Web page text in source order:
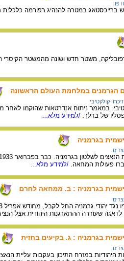
פון
רוב חדש ברייכסטאג במטרה להנהיג
משטר חדש ושונה מהמשטר
הגרמנים במלחמת העולם הראשונה
זיכרון קולקטיבי
במאמר ניתוח אנדרטאות שהוקמו
של ברלך. /למידע מלא...
בגרמניה
פעולות המחאה. /למידע מלא...
בגרמניה : ב. ממחאה לחרם
שעוררה ההתארגנות היהודית אצל
בגרמניה : ג. בקיעים בחזית